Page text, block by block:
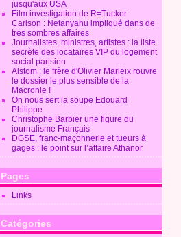
jusqu'aux USA
Film investigation de R=Tucker
Carlson : Netanyahu impliqué dans de
très sombres affaires
Journalistes, ministres, artistes : la liste
secrète des locataires VIP du logement
social parisien
Alstom : le frère d'Olivier Marleix rouvre
le dossier le plus sensible de la
Macronie !
On nous sert la soupe Edouard
Philippe
Christophe Barbier une figure du
journalisme Français
DGSE, franc-maçonnerie et tueurs à
gages : le point sur l’affaire Athanor
Pages
Links
Catégories